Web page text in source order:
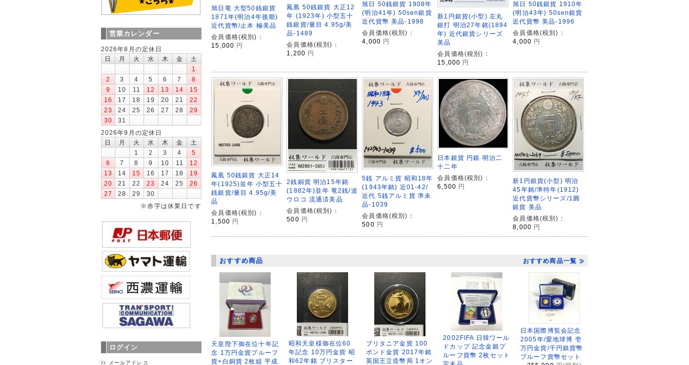
旭日竜 大型50銭銀貨
1871年(明治4年後期)
近代貨幣/止本 極美品
会員価格(税別)：
15,000 円
鳳凰 50銭銀貨 大正12
年 (1923年) 小型五十
銭銀貨/量目 4.95g/美
品-1489
会員価格(税別)：
1,200 円
旭日 50銭銀貨 1908年
(明治41年) 50sen銀貨
近代貨幣 美品-1998
会員価格(税別)：
4,000 円
新1円銀貨(小型) 左丸
銀打 明治27年銘(1894
年) 近代銀貨シリーズ
美品
会員価格(税別)：
15,000 円
旭日 50銭銀貨 1910年
(明治43年) 50sen銀貨
近代貨幣 美品-1996
会員価格(税別)：
4,000 円
鳳凰 50銭銀貨 大正14
年(1925)並年 小型五十
銭銀貨/量目 4.95g/美
品
会員価格(税別)：
1,500 円
2銭銅貨 明治15年銘
(1882年)並年 竜2銭/波
ウロコ 流通済美品
会員価格(税別)：
500 円
5銭 アルミ貨 昭和18年
(1943年銘) 近01-42/
近代 5銭アルミ貨 準未
品-1039
会員価格(税別)：
500 円
日本銀貨 円銀 明治二
十二年
会員価格(税別)：
6,500 円
新1円銀貨(小型) 明治
45年銘/準特年(1912)
近代貨幣シリーズ/1圓
銀貨 美品
会員価格(税別)：
8,000 円
おすすめ商品 おすすめ商品一覧
天皇陛下御在位十年記
念 1万円金貨プルーフ
貨+白銅貨 2枚組 平成
昭和天皇様御在位60
年記念 10万円金貨 昭
和62年銘 ブリスター
ブリタニア金貨 100
ポンド金貨 2017年銘
英国王立造幣局 1オン
2002FIFA 日韓ワール
ドカップ 記念金銀プ
ルーフ貨幣 2枚セット
日本国際博覧会記念
2005年/愛地球博 壱
万円金貨/千円銀貨幣
プルーフ貨幣セット
営業カレンダー
2026年8月の定休日
日
月 火 水 木 金
土
1
2
3 4 5 6 7
8
9
10 11 12 13 14
15
16
17 18 19 20 21
22
23
24 25 26 27 28
29
30
31
2026年9月の定休日
日
月 火 水 木 金
土
1
2 3 4
5
6
7 8 9 10 11
12
13
14 15 16 17 18
19
20
21 22 23 24 25
26
27
28 29
30
※赤字は休業日です
ログイン
メールアドレス